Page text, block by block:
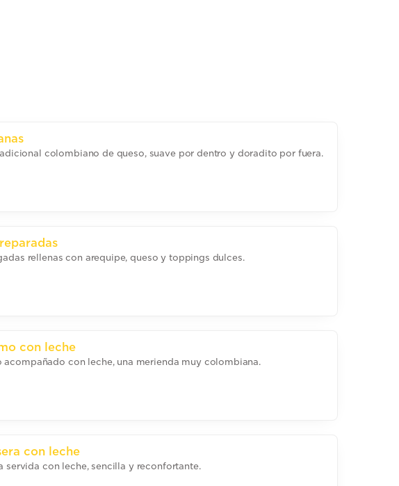
colombiano de queso, suave por dentro y doradito por fuera.
rellenas con arequipe, queso y toppings dulces.
con leche
acompañado con leche, una merienda muy colombiana.
con leche
servida con leche, sencilla y reconfortante.